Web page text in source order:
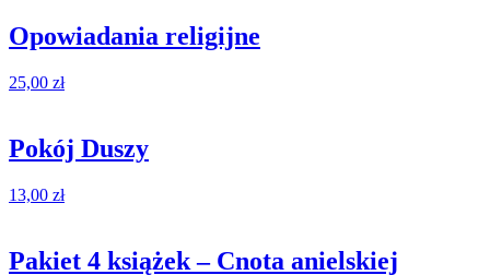
Opowiadania religijne
25,00 zł
Pokój Duszy
13,00 zł
Pakiet 4 książek – Cnota anielskiej